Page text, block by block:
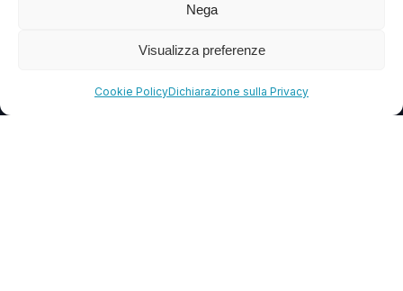
Nega
Visualizza preferenze
Cookie PolicyDichiarazione sulla Privacy